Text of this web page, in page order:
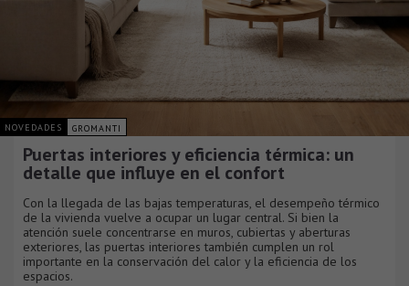
NOVEDADES GROMANTI
Puertas interiores y eficiencia térmica: un
detalle que influye en el confort
Con la llegada de las bajas temperaturas, el desempeño térmico
de la vivienda vuelve a ocupar un lugar central. Si bien la
atención suele concentrarse en muros, cubiertas y aberturas
exteriores, las puertas interiores también cumplen un rol
importante en la conservación del calor y la eficiencia de los
espacios.